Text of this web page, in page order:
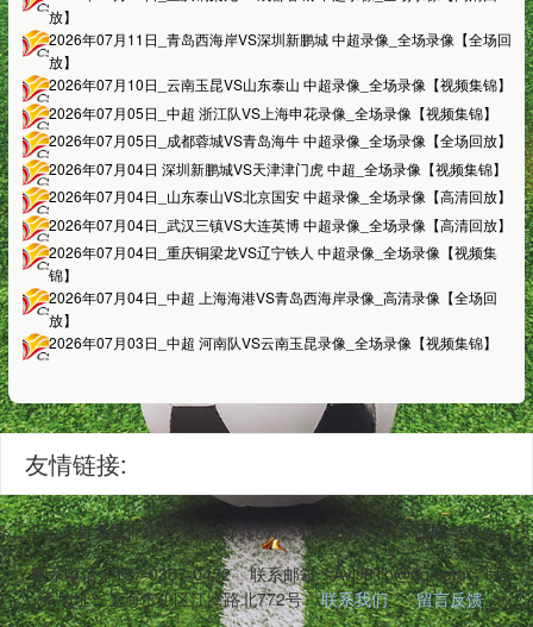
放】
2026年07月11日_青岛西海岸VS深圳新鹏城 中超录像_全场录像【全场回
放】
2026年07月10日_云南玉昆VS山东泰山 中超录像_全场录像【视频集锦】
2026年07月05日_中超 浙江队VS上海申花录像_全场录像【视频集锦】
2026年07月05日_成都蓉城VS青岛海牛 中超录像_全场录像【全场回放】
2026年07月04日 深圳新鹏城VS天津津门虎 中超_全场录像【视频集锦】
2026年07月04日_山东泰山VS北京国安 中超录像_全场录像【高清回放】
2026年07月04日_武汉三镇VS大连英博 中超录像_全场录像【高清回放】
2026年07月04日_重庆铜梁龙VS辽宁铁人 中超录像_全场录像【视频集
锦】
2026年07月04日_中超 上海海港VS青岛西海岸录像_高清录像【全场回
放】
2026年07月03日_中超 河南队VS云南玉昆录像_全场录像【视频集锦】
友情链接:
平台支持无插件观看,包含实时比分、赛程数据、战术回顾与高光
联系电话：157-0357-0452
联系邮箱：AvjJ8Tb@qq.com
联
系地址：上海市矿区江湾路北772号
联系我们
留言反馈